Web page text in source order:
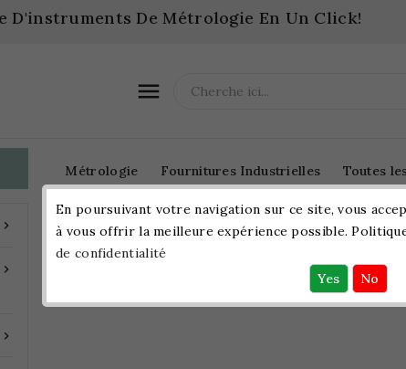
D'instruments De Métrologie En Un Click!

Métrologie Fournitures Industrielles Toutes



Accueil Le Métallurgique Pour Utilisateur
En poursuivant votre navigation sur ce site, vous
à vous offrir la meilleure expérience possible.
de confidentialité